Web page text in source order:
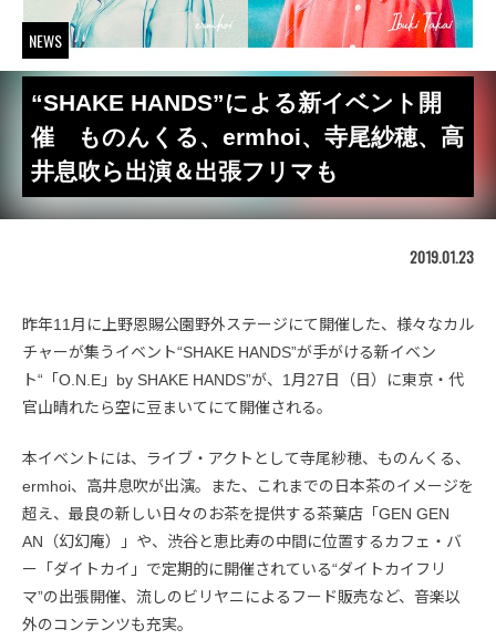
NEWS
“SHAKE HANDS”による新イベント開
催 ものんくる、ermhoi、寺尾紗穂、高
井息吹ら出演＆出張フリマも
2019.01.23
昨年11月に上野恩賜公園野外ステージにて開催した、様々なカル
チャーが集うイベント“SHAKE HANDS”が手がける新イベン
ト“「O.N.E」by SHAKE HANDS”が、1月27日（日）に東京・代
官山晴れたら空に豆まいてにて開催される。
本イベントには、ライブ・アクトとして寺尾紗穂、ものんくる、
ermhoi、高井息吹が出演。また、これまでの日本茶のイメージを
超え、最良の新しい日々のお茶を提供する茶葉店「GEN GEN
AN（幻幻庵）」や、渋谷と恵比寿の中間に位置するカフェ・バ
ー「ダイトカイ」で定期的に開催されている“ダイトカイフリ
マ”の出張開催、流しのビリヤニによるフード販売など、音楽以
外のコンテンツも充実。